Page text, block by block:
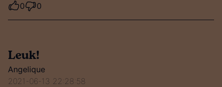
0
0
Leuk!
Angelique
2021-06-13 22:28:58